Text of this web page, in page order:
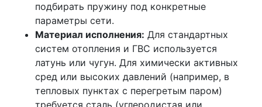
подбирать пружину под конкретные
параметры сети.
Материал исполнения: Для стандартных
систем отопления и ГВС используется
латунь или чугун. Для химически активных
сред или высоких давлений (например, в
тепловых пунктах с перегретым паром)
требуется сталь (углеродистая или